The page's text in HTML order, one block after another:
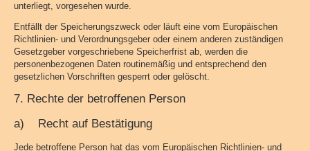
unterliegt, vorgesehen wurde.
Entfällt der Speicherungszweck oder läuft eine vom Europäischen
Richtlinien- und Verordnungsgeber oder einem anderen zuständigen
Gesetzgeber vorgeschriebene Speicherfrist ab, werden die
personenbezogenen Daten routinemäßig und entsprechend den
gesetzlichen Vorschriften gesperrt oder gelöscht.
7. Rechte der betroffenen Person
a) Recht auf Bestätigung
Jede betroffene Person hat das vom Europäischen Richtlinien- und